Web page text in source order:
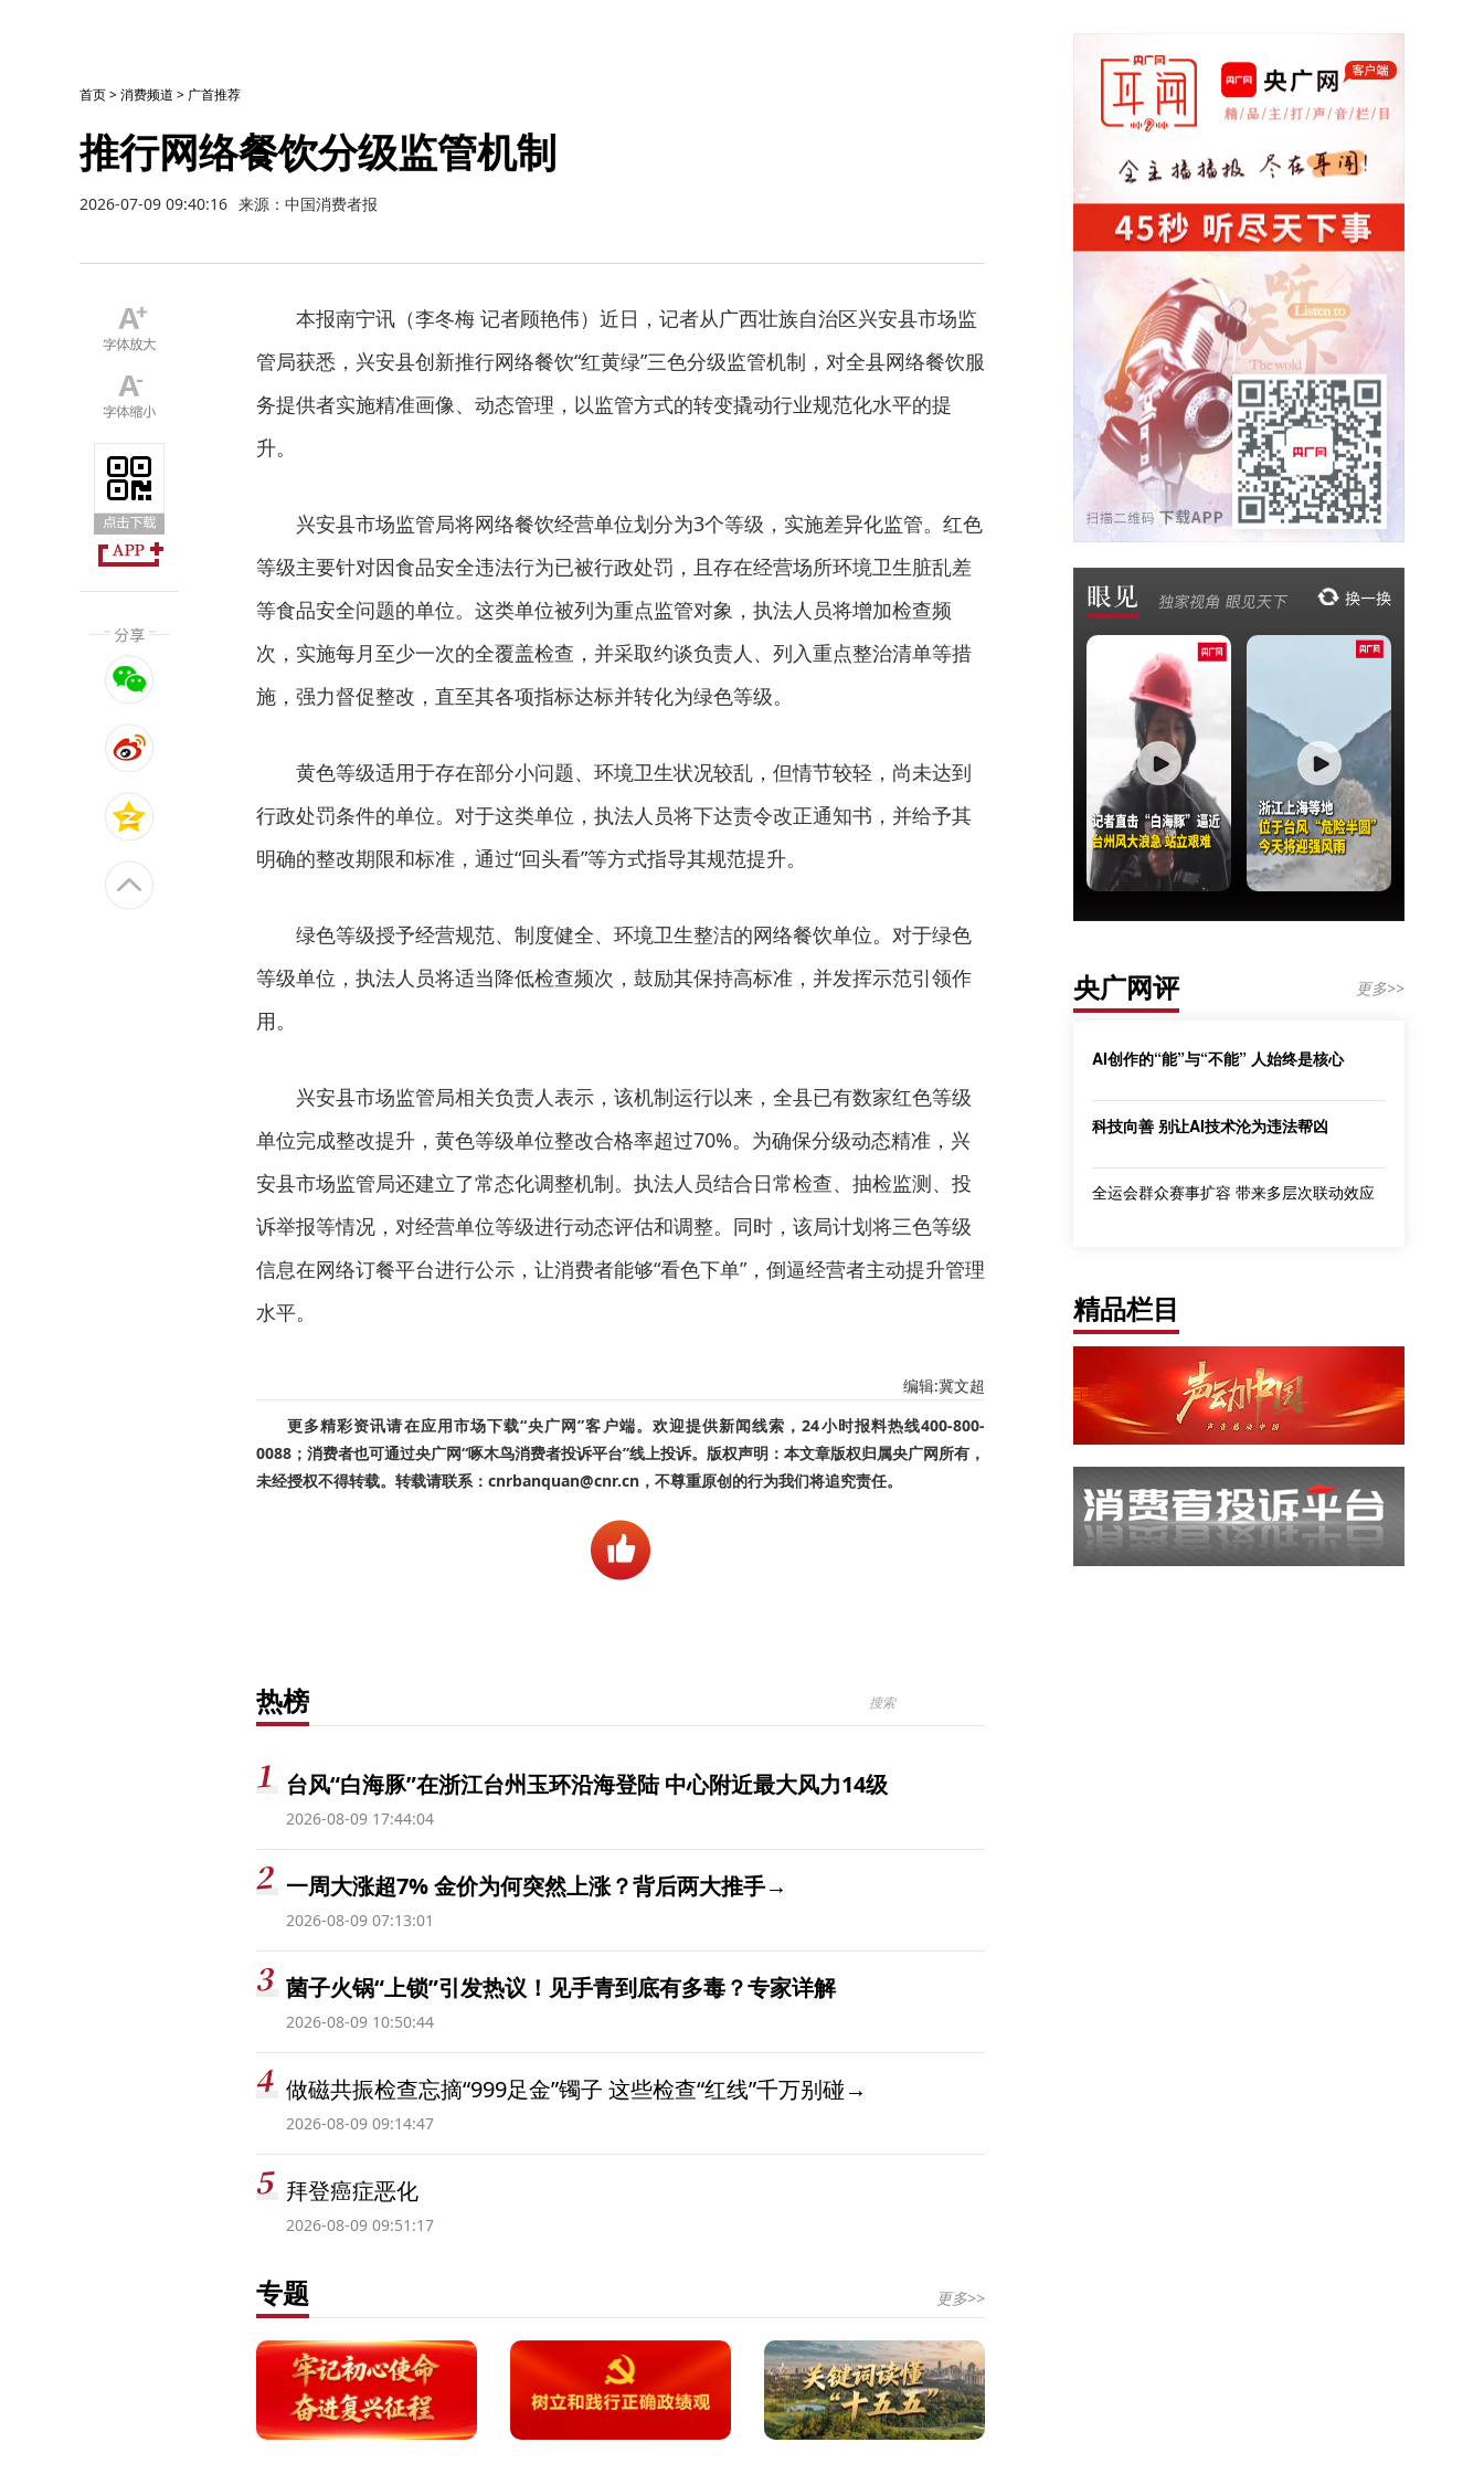
首页>消费频道 > 广首推荐
推行网络餐饮分级监管机制
2026-07-09 09:40:16 来源：中国消费者报
本报南宁讯（李冬梅 记者顾艳伟）近日，记者从广西壮族自治区兴安县市场监
管局获悉，兴安县创新推行网络餐饮“红黄绿”三色分级监管机制，对全县网络餐饮服
务提供者实施精准画像、动态管理，以监管方式的转变撬动行业规范化水平的提
升。
兴安县市场监管局将网络餐饮经营单位划分为3个等级，实施差异化监管。红色
等级主要针对因食品安全违法行为已被行政处罚，且存在经营场所环境卫生脏乱差
等食品安全问题的单位。这类单位被列为重点监管对象，执法人员将增加检查频
次，实施每月至少一次的全覆盖检查，并采取约谈负责人、列入重点整治清单等措
施，强力督促整改，直至其各项指标达标并转化为绿色等级。
黄色等级适用于存在部分小问题、环境卫生状况较乱，但情节较轻，尚未达到
行政处罚条件的单位。对于这类单位，执法人员将下达责令改正通知书，并给予其
明确的整改期限和标准，通过“回头看”等方式指导其规范提升。
绿色等级授予经营规范、制度健全、环境卫生整洁的网络餐饮单位。对于绿色
等级单位，执法人员将适当降低检查频次，鼓励其保持高标准，并发挥示范引领作
用。
兴安县市场监管局相关负责人表示，该机制运行以来，全县已有数家红色等级
单位完成整改提升，黄色等级单位整改合格率超过70%。为确保分级动态精准，兴
安县市场监管局还建立了常态化调整机制。执法人员结合日常检查、抽检监测、投
诉举报等情况，对经营单位等级进行动态评估和调整。同时，该局计划将三色等级
信息在网络订餐平台进行公示，让消费者能够“看色下单”，倒逼经营者主动提升管理
水平。
编辑:冀文超
更多精彩资讯请在应用市场下载“央广网”客户端。欢迎提供新闻线索，24小时报料热线400-800-
0088；消费者也可通过央广网“啄木鸟消费者投诉平台”线上投诉。版权声明：本文章版权归属央广网所有，
未经授权不得转载。转载请联系：cnrbanquan@cnr.cn，不尊重原创的行为我们将追究责任。
热榜
台风“白海豚”在浙江台州玉环沿海登陆 中心附近最大风力14级
2026-08-09 17:44:04
一周大涨超7% 金价为何突然上涨？背后两大推手→
2026-08-09 07:13:01
菌子火锅“上锁”引发热议！见手青到底有多毒？专家详解
2026-08-09 10:50:44
做磁共振检查忘摘“999足金”镯子 这些检查“红线”千万别碰→
2026-08-09 09:14:47
拜登癌症恶化
2026-08-09 09:51:17
专题 更多>>
央广网评 更多>>
AI创作的“能”与“不能” 人始终是核心
科技向善 别让AI技术沦为违法帮凶
全运会群众赛事扩容 带来多层次联动效应
精品栏目